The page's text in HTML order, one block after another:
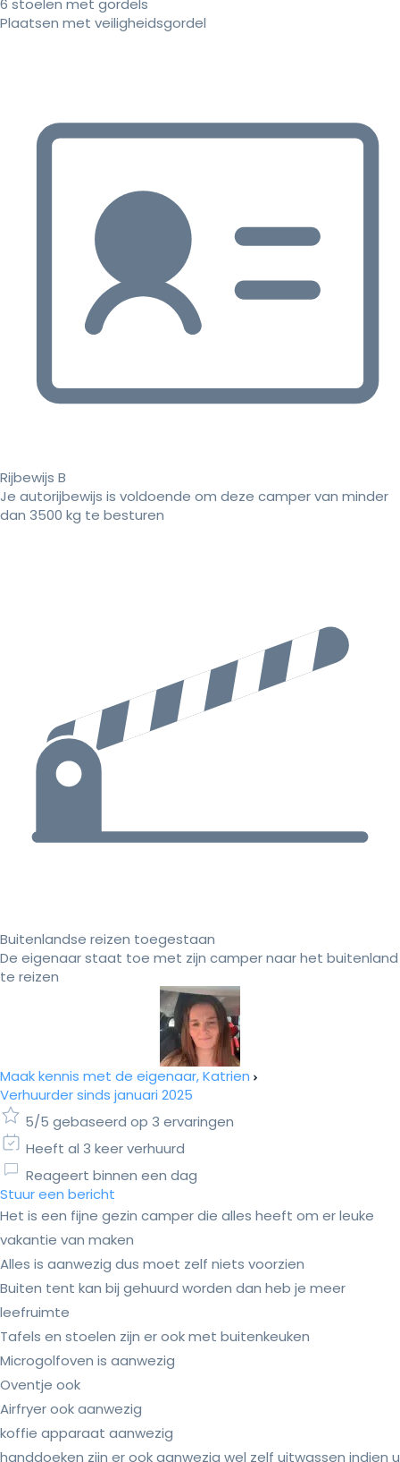
Plaatsen met veiligheidsgordel
Rijbewijs B
Je autorijbewijs is voldoende om deze camper van minder
dan 3500 kg te besturen
Buitenlandse reizen toegestaan
De eigenaar staat toe met zijn camper naar het buitenland
te reizen
Maak kennis met de eigenaar, Katrien
Verhuurder sinds januari 2025
5/5 gebaseerd op 3 ervaringen
Heeft al 3 keer verhuurd
Reageert binnen een dag
Stuur een bericht
Het is een fijne gezin camper die alles heeft om er leuke
vakantie van maken
Alles is aanwezig dus moet zelf niets voorzien
Buiten tent kan bij gehuurd worden dan heb je meer
leefruimte
Tafels en stoelen zijn er ook met buitenkeuken
Microgolfoven is aanwezig
Oventje ook
Airfryer ook aanwezig
koffie apparaat aanwezig
handdoeken zijn er ook aanwezig wel zelf uitwassen indien u